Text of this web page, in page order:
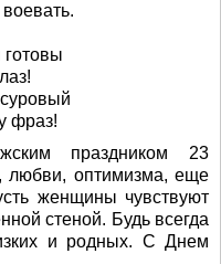
готовы
фраз!
праздником 23
любви, оптимизма, еще
женщины чувствуют
стеной. Будь всегда
и родных. С Днем